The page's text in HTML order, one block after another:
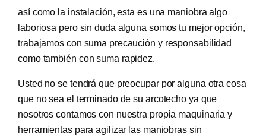
así como la instalación, esta es una maniobra algo
laboriosa pero sin duda alguna somos tu mejor opción,
trabajamos con suma precaución y responsabilidad
como también con suma rapidez.
Usted no se tendrá que preocupar por alguna otra cosa
que no sea el terminado de su arcotecho ya que
nosotros contamos con nuestra propia maquinaria y
herramientas para agilizar las maniobras sin